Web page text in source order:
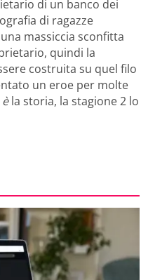
di un banco dei
di ragazze
massiccia sconfitta
quindi la
costruita su quel filo
un eroe per molte
èla storia, la stagione 2 lo